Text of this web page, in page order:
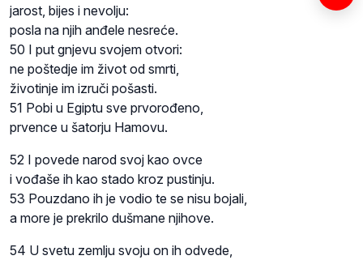
jarost, bijes i nevolju:
posla na njih anđele nesreće.
50 I put gnjevu svojem otvori:
ne poštedje im život od smrti,
životinje im izruči pošasti.
51 Pobi u Egiptu sve prvorođeno,
prvence u šatorju Hamovu.
52 I povede narod svoj kao ovce
i vođaše ih kao stado kroz pustinju.
53 Pouzdano ih je vodio te se nisu bojali,
a more je prekrilo dušmane njihove.
54 U svetu zemlju svoju on ih odvede,